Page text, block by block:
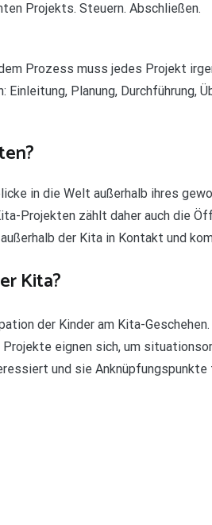
Projekts. Steuern. Abschließen.
Prozess muss jedes Projekt
Planung, Durchführung,
in die Welt außerhalb ihres
Projekten zählt daher auch die
der Kita in Kontakt und
Kita?
der Kinder am Kita-
Projekte eignen sich, um
und sie Anknüpfungspunkte